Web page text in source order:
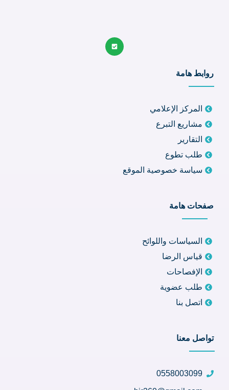
روابط هامة
المركز الإعلامي
مشاريع التبرع
التقارير
طلب تطوع
سياسة خصوصية الموقع
صفحات هامة
السياسات واللوائح
قياس الرضا
الإفصاحات
طلب عضوية
اتصل بنا
تواصل معنا
0558003099